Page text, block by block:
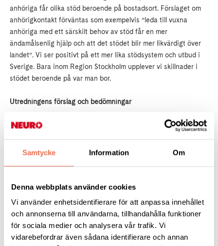
Samtycke Information Om
Denna webbplats använder cookies
Vi använder enhetsidentifierare för att anpassa innehållet
och annonserna till användarna, tillhandahålla funktioner
för sociala medier och analysera vår trafik. Vi
vidarebefordrar även sådana identifierare och annan
anhöriga får olika stöd beroende på bostadsort. Förslaget om
anhörigkontakt förväntas som exempelvis ”leda till vuxna
anhöriga med ett särskilt behov av stöd får en mer
ändamålsenlig hjälp och att det stödet blir mer likvärdigt över
landet”. Vi ser positivt på ett mer lika stödsystem och utbud i
Sverige. Bara inom Region Stockholm upplever vi skillnader i
stödet beroende på var man bor.
Utredningens förslag och bedömningar
3.8.2 En anhörigkontakt ska erbjudas vissa anhöriga
Socialnämnden ska erbjuda en anhörigkontakt till de personer
funktionsnedsättning. Anhörigkontakten ska tillgodose den
vägledning samt individanpassat stöd med att planera.
Vi tillstyrker förslaget, med vissa invändningar.